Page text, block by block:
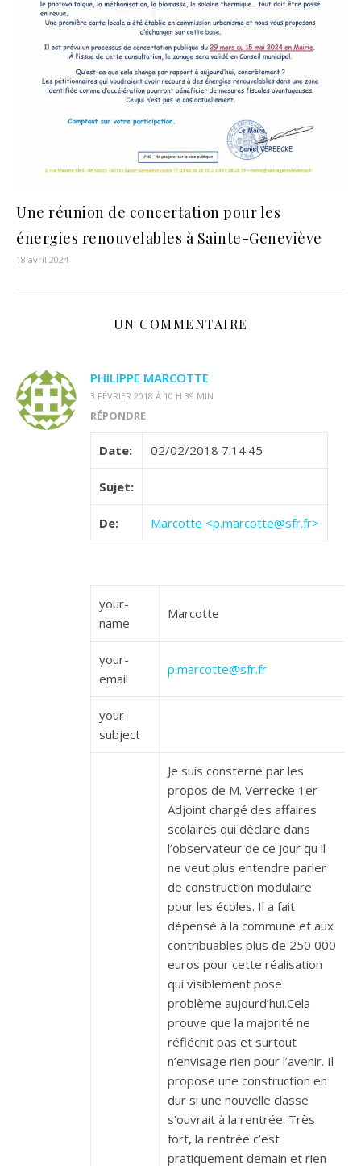
Une réunion de concertation pour les
énergies renouvelables à Sainte-Geneviève
18 avril 2024
UN COMMENTAIRE
PHILIPPE MARCOTTE
3 FÉVRIER 2018 À 10 H 39 MIN
RÉPONDRE
Date: 02/02/2018 7:14:45
Sujet:
De: Marcotte <p.marcotte@sfr.fr>
your-
name
Marcotte
your-
email
p.marcotte@sfr.fr
your-
subject
Je suis consterné par les
propos de M. Verrecke 1er
Adjoint chargé des affaires
scolaires qui déclare dans
l’observateur de ce jour qu il
ne veut plus entendre parler
de construction modulaire
pour les écoles. Il a fait
dépensé à la commune et aux
contribuables plus de 250 000
euros pour cette réalisation
qui visiblement pose
problème aujourd’hui.Cela
prouve que la majorité ne
réfléchit pas et surtout
n’envisage rien pour l’avenir. Il
propose une construction en
dur si une nouvelle classe
s’ouvrait à la rentrée. Très
fort, la rentrée c’est
pratiquement demain et rien